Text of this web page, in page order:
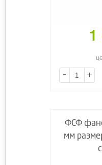
1
- +
ФСФ
мм